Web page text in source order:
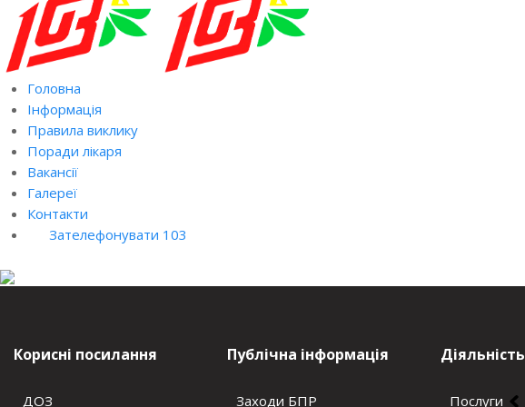
Головна
Інформація
Правила виклику
Поради лікаря
Вакансії
Галереї
Контакти
Зателефонувати 103
Корисні посилання
ДОЗ
Публічна інформація
Заходи БПР
Діяльність
Послуги